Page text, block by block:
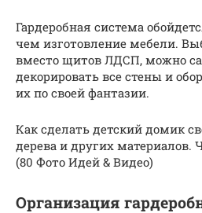
Гардеробная система
чем изготовление мебели.
вместо щитов ЛДСП, можно
декорировать все стены и
их по своей фантазии.
Как сделать детский домик
дерева и других материалов.
(80 Фото Идей & Видео)
Организация